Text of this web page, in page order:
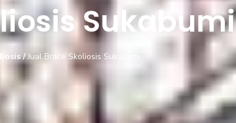
Sukabumi
/Jual Brace Skoliosis Sukabumi